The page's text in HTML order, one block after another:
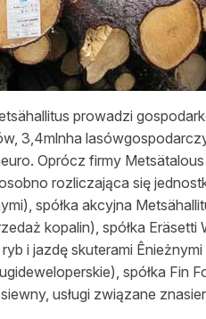
prowadzi
3,4mlnha
Oprócz firmy
rozliczająca się
spółka akcyjna
kopalin), spółka Eräsetti
i jazdę skuterami Ênieżnymi
spółka Fin
siewny, usługi związane